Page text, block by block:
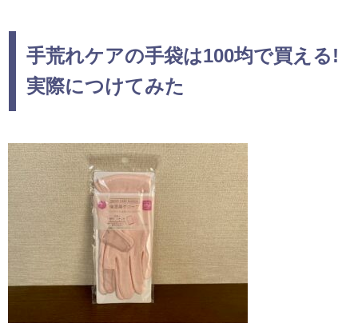
手荒れケアの手袋は100均で買える!
実際につけてみた